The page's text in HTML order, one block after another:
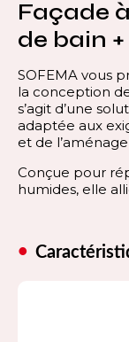
Façade
de bain +
SOFEMA vous
la conception
s’agit d’une
adaptée aux
et de
Conçue pour
humides, elle